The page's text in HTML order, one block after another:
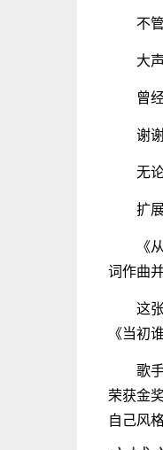
不
大
曾
谢
无
扩
《
词作曲
这
《当初
歌
荣获金
自己风